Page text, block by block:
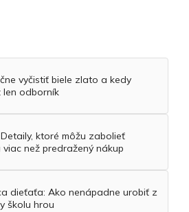
vyčistiť biele zlato a kedy
len odborník
ktoré môžu zabolieť
viac než predražený nákup
dieťaťa: Ako nenápadne urobiť z
školu hrou